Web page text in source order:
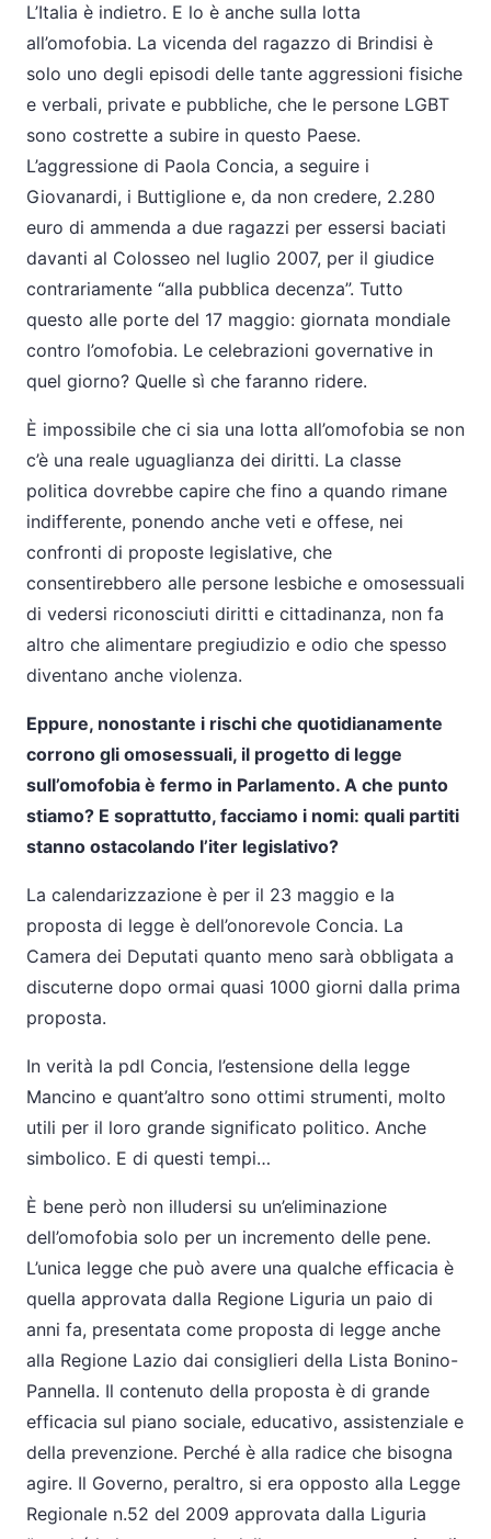
L’Italia è indietro. E lo è anche sulla lotta
all’omofobia. La vicenda del ragazzo di Brindisi è
solo uno degli episodi delle tante aggressioni fisiche
e verbali, private e pubbliche, che le persone LGBT
sono costrette a subire in questo Paese.
L’aggressione di Paola Concia, a seguire i
Giovanardi, i Buttiglione e, da non credere, 2.280
euro di ammenda a due ragazzi per essersi baciati
davanti al Colosseo nel luglio 2007, per il giudice
contrariamente “alla pubblica decenza”. Tutto
questo alle porte del 17 maggio: giornata mondiale
contro l’omofobia. Le celebrazioni governative in
quel giorno? Quelle sì che faranno ridere.
È impossibile che ci sia una lotta all’omofobia se non
c’è una reale uguaglianza dei diritti. La classe
politica dovrebbe capire che fino a quando rimane
indifferente, ponendo anche veti e offese, nei
confronti di proposte legislative, che
consentirebbero alle persone lesbiche e omosessuali
di vedersi riconosciuti diritti e cittadinanza, non fa
altro che alimentare pregiudizio e odio che spesso
diventano anche violenza.
Eppure, nonostante i rischi che quotidianamente
corrono gli omosessuali, il progetto di legge
sull’omofobia è fermo in Parlamento. A che punto
stiamo? E soprattutto, facciamo i nomi: quali partiti
stanno ostacolando l’iter legislativo?
La calendarizzazione è per il 23 maggio e la
proposta di legge è dell’onorevole Concia. La
Camera dei Deputati quanto meno sarà obbligata a
discuterne dopo ormai quasi 1000 giorni dalla prima
proposta.
In verità la pdl Concia, l’estensione della legge
Mancino e quant’altro sono ottimi strumenti, molto
utili per il loro grande significato politico. Anche
simbolico. E di questi tempi…
È bene però non illudersi su un’eliminazione
dell’omofobia solo per un incremento delle pene.
L’unica legge che può avere una qualche efficacia è
quella approvata dalla Regione Liguria un paio di
anni fa, presentata come proposta di legge anche
alla Regione Lazio dai consiglieri della Lista Bonino-
Pannella. Il contenuto della proposta è di grande
efficacia sul piano sociale, educativo, assistenziale e
della prevenzione. Perché è alla radice che bisogna
agire. Il Governo, peraltro, si era opposto alla Legge
Regionale n.52 del 2009 approvata dalla Liguria